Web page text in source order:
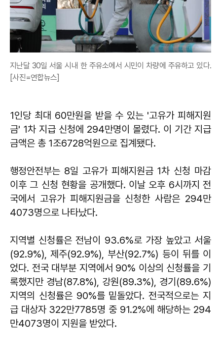
지난달 30일 서울 시내 한 주유소에서 시민이 차량에 주유하고 있다.
[사진=연합뉴스]
1인당 최대 60만원을 받을 수 있는 '고유가 피해지원
금' 1차 지급 신청에 294만명이 몰렸다. 이 기간 지급
금액은 총 1조6728억원으로 집계됐다.
행정안전부는 8일 고유가 피해지원금 1차 신청 마감
이후 그 신청 현황을 공개했다. 이날 오후 6시까지 전
국에서 고유가 피해지원금을 신청한 사람은 294만
4073명으로 나타났다.
지역별 신청률은 전남이 93.6%로 가장 높았고 서울
(92.9%), 제주(92.9%), 부산(92.7%) 등이 뒤를 이
었다. 전국 대부분 지역에서 90% 이상의 신청률을 기
록했지만 경남(87.8%), 강원(89.3%), 경기(89.6%)
지역의 신청률은 90%를 밑돌았다. 전국적으로는 지
급 대상자 322만7785명 중 91.2%에 해당하는 294
만4073명이 지원을 받았다.